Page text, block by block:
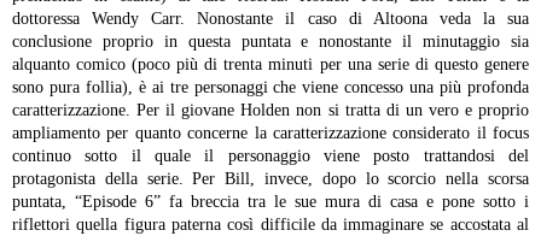
dottoressa Wendy Carr.
Nonostante il caso di Altoona veda la sua
conclusione proprio in questa puntata e nonostante il minutaggio sia
alquanto comico (poco più di trenta minuti per una serie di questo genere
sono pura follia), è ai tre personaggi che viene concesso una più profonda
caratterizzazione. Per il giovane Holden non si tratta di un vero e proprio
ampliamento per quanto concerne la caratterizzazione considerato il focus
continuo sotto il quale il personaggio viene posto trattandosi del
protagonista della serie. Per Bill, invece, dopo lo scorcio nella scorsa
puntata, “Episode 6” fa breccia tra le sue mura di casa e pone sotto i
riflettori quella figura paterna così difficile da immaginare se accostata al